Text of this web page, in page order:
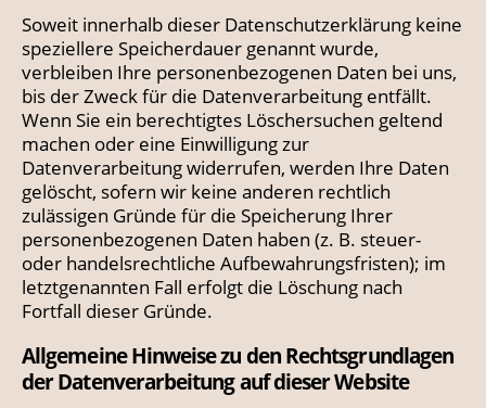
Soweit innerhalb dieser Datenschutzerklärung keine
speziellere Speicherdauer genannt wurde,
verbleiben Ihre personenbezogenen Daten bei uns,
bis der Zweck für die Datenverarbeitung entfällt.
Wenn Sie ein berechtigtes Löschersuchen geltend
machen oder eine Einwilligung zur
Datenverarbeitung widerrufen, werden Ihre Daten
gelöscht, sofern wir keine anderen rechtlich
zulässigen Gründe für die Speicherung Ihrer
personenbezogenen Daten haben (z. B. steuer-
oder handelsrechtliche Aufbewahrungsfristen); im
letztgenannten Fall erfolgt die Löschung nach
Fortfall dieser Gründe.
Allgemeine Hinweise zu den Rechtsgrundlagen
der Datenverarbeitung auf dieser Website